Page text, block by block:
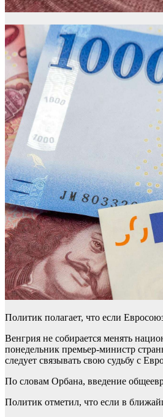
Политик полагает, что если
Венгрия не собирается менять
понедельник премьер-министр
следует связывать свою судьбу с
По словам Орбана, введение
Политик отметил, что если в